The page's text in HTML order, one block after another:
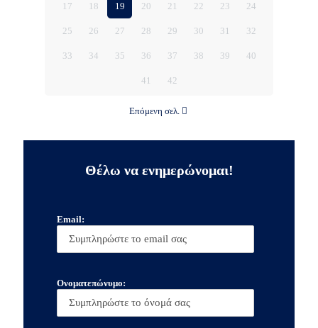
17 18 19 20 21 22 23 24
25 26 27 28 29 30 31 32
33 34 35 36 37 38 39 40
41 42
Επόμενη σελ.
Θέλω να ενημερώνομαι!
Email:
Ονοματεπώνυμο: